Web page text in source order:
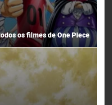
os filmes de One Piece